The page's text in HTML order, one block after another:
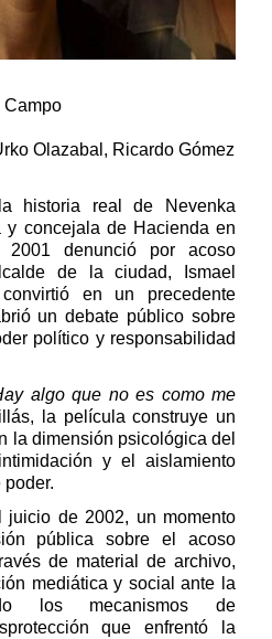
Campo
Olazabal, Ricardo Gómez
historia real de Nevenka
y concejala de Hacienda en
2001 denunció por acoso
de la ciudad, Ismael
en un precedente
un debate público sobre
político y responsabilidad
algo que no es como me
la película construye un
la dimensión psicológica del
y el aislamiento
poder.
de 2002, un momento
pública sobre el acoso
de material de archivo,
mediática y social ante la
los mecanismos de
que enfrentó la